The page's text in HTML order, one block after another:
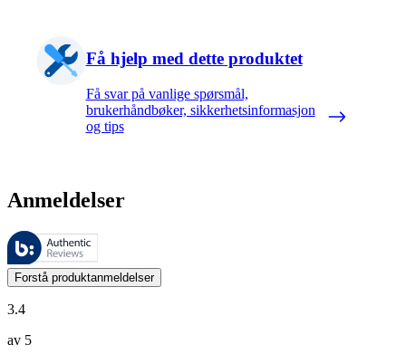
Få hjelp med dette produktet
Få svar på vanlige spørsmål,
brukerhåndbøker, sikkerhetsinformasjon
og tips
Anmeldelser
Disse anmeldelsene forvaltes av Bazaarvoice og overholder
Kundenes meninger i form av produkt- og stjernevurdering er
Forstå produktanmeldelser
3.4
av 5